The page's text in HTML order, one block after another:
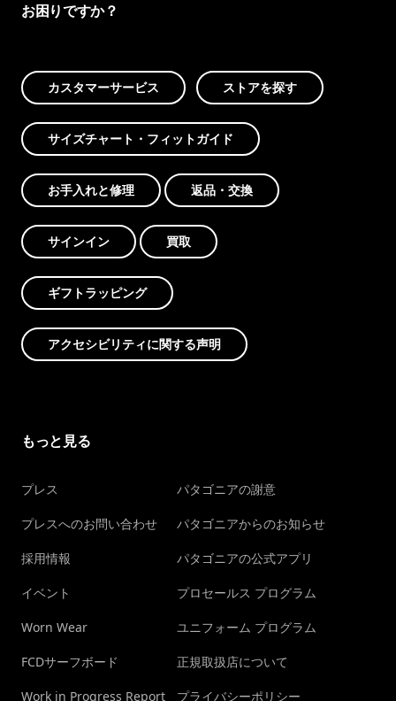
お困りですか？
カスタマーサービス ストアを探す
サイズチャート・フィットガイド
お手入れと修理 返品・交換
サインイン 買取
ギフトラッピング
アクセシビリティに関する声明
もっと見る
プレス
プレスへのお問い合わせ
採用情報
イベント
Worn Wear
FCDサーフボード
Work in Progress Report
パタゴニアの謝意
パタゴニアからのお知らせ
パタゴニアの公式アプリ
プロセールス プログラム
ユニフォーム プログラム
正規取扱店について
プライバシーポリシー